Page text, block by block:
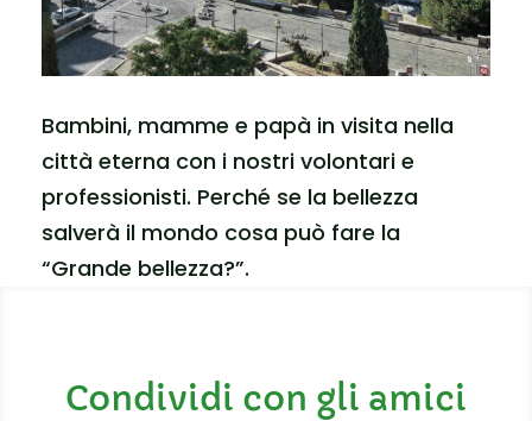
Bambini, mamme e papà in visita nella
città eterna con i nostri volontari e
professionisti. Perché se la bellezza
salverà il mondo cosa può fare la
“Grande bellezza?”.
Condividi con gli amici